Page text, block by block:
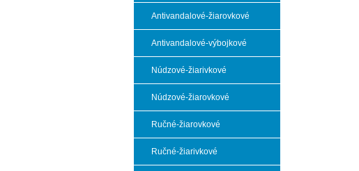
Antivandalové-žiarovkové
Antivandalové-výbojkové
Núdzové-žiarivkové
Núdzové-žiarovkové
Ručné-žiarovkové
Ručné-žiarivkové